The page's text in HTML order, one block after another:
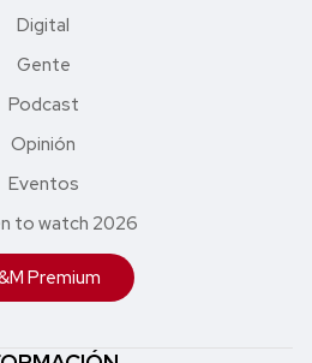
Digital
Gente
Podcast
Opinión
Eventos
to watch 2026
Premium